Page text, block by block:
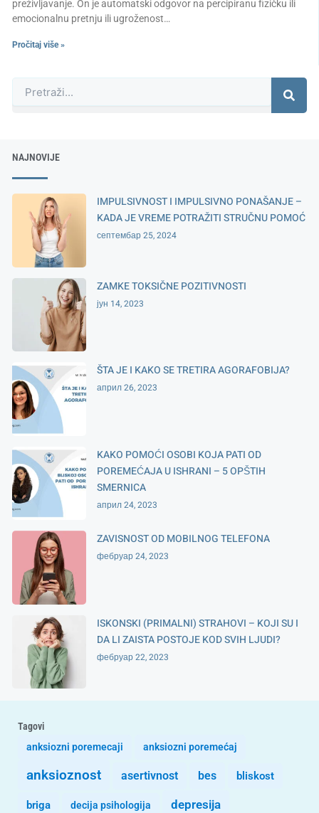
preživljavanje. On je automatski odgovor na percipiranu fizičku ili
emocionalnu pretnju ili ugroženost…
Pročitaj više »
NAJNOVIJE
IMPULSIVNOST I IMPULSIVNO PONAŠANJE –
KADA JE VREME POTRAŽITI STRUČNU POMOĆ
септембар 25, 2024
ZAMKE TOKSIČNE POZITIVNOSTI
јун 14, 2023
ŠTA JE I KAKO SE TRETIRA AGORAFOBIJA?
април 26, 2023
KAKO POMOĆI OSOBI KOJA PATI OD
POREMEĆAJA U ISHRANI – 5 OPŠTIH
SMERNICA
април 24, 2023
ZAVISNOST OD MOBILNOG TELEFONA
фебруар 24, 2023
ISKONSKI (PRIMALNI) STRAHOVI – KOJI SU I
DA LI ZAISTA POSTOJE KOD SVIH LJUDI?
фебруар 22, 2023
Tagovi
anksiozni poremecaji
anksiozni poremećaj
anksioznost asertivnost bes bliskost
briga decija psihologija depresija